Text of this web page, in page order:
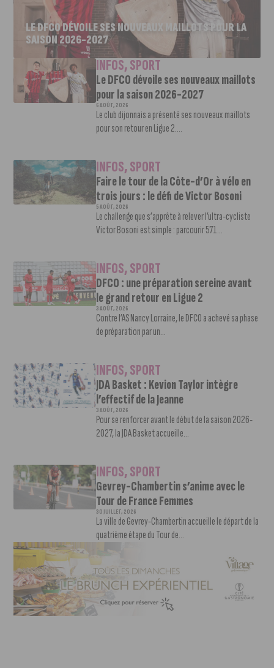
LE DFCO DÉVOILE SES NOUVEAUX MAILLOTS POUR LA
SAISON 2026-2027
INFOS,SPORT
Le DFCO dévoile ses nouveaux maillots
pour la saison 2026-2027
6 AOÛT, 2026
Le club dijonnais a présenté ses nouveaux maillots
pour son retour en Ligue 2....
INFOS,SPORT
Faire le tour de la Côte-d’Or à vélo en
trois jours : le défi de Victor Bosoni
5 AOÛT, 2026
Le challenge que s’apprête à relever l’ultra-cycliste
Victor Bosoni est simple : parcourir 571...
INFOS,SPORT
DFCO : une préparation sereine avant
le grand retour en Ligue 2
3 AOÛT, 2026
Contre l’AS Nancy Lorraine, le DFCO a achevé sa phase
de préparation par un...
INFOS,SPORT
JDA Basket : Kevion Taylor intègre
l’effectif de la Jeanne
3 AOÛT, 2026
Pour se renforcer avant le début de la saison 2026-
2027, la JDA Basket accueille...
INFOS,SPORT
Gevrey-Chambertin s’anime avec le
Tour de France Femmes
30 JUILLET, 2026
La ville de Gevrey-Chambertin accueille le départ de la
quatrième étape du Tour de...